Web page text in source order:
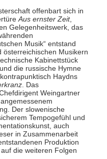
offenbart sich in
Aus ernster Zeit,
Gelegenheitswerk, das
Musik“ entstand
österreichischen Musikern
Kabinettstück
die russische Hymne
Haydns
. Das
Weingartner
Der slowenische
Tempogefühl und
auch
in Zusammenarbeit
Produktion
die weiteren Folgen